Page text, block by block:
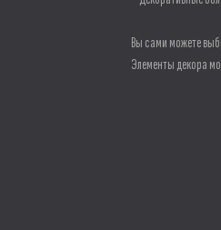
Вы сами можете
Элементы декора